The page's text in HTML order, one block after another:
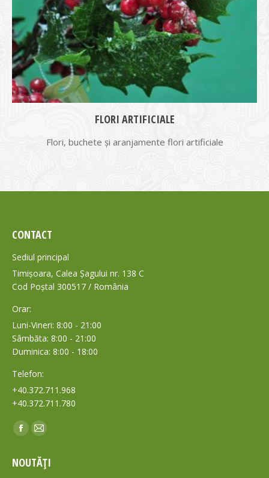
FLORI ARTIFICIALE
Flori, buchete și aranjamente flori artificiale
CONTACT
Sediul principal
Timișoara, Calea Șagului nr. 138 C
Cod Poștal 300517 / România
Orar:
Luni-Vineri: 8:00 - 21:00
Sâmbăta: 8:00 - 21:00
Duminica: 8:00 - 18:00
Telefon:
+40.372.711.968
+40.372.711.780
Find us on:
Facebook
opens
Mail
opens
NOUTĂȚI